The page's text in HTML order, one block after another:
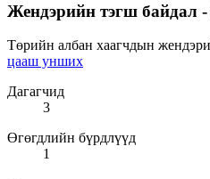
Жендэрийн тэгш байдал
Төрийн албан хаагчдын
цааш унших
Дагагчид
3
Өгөгдлийн бүрдлүүд
1